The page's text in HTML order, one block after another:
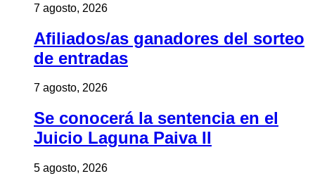
7 agosto, 2026
Afiliados/as ganadores del sorteo
de entradas
7 agosto, 2026
Se conocerá la sentencia en el
Juicio Laguna Paiva II
5 agosto, 2026